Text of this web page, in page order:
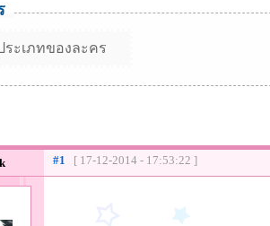
ระเภทของละคร
#1 [ 17-12-2014 - 17:53:22 ]